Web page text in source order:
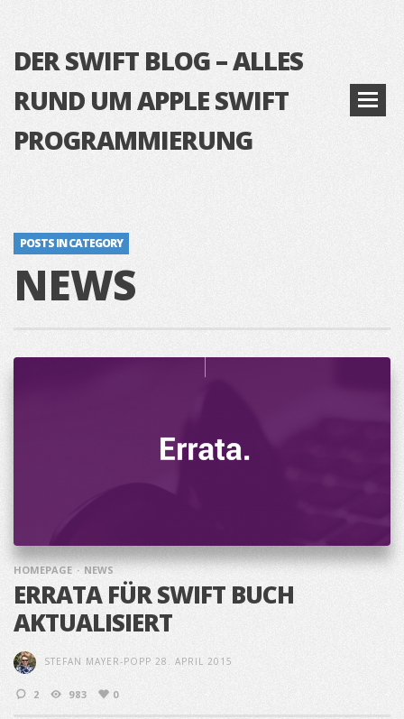
DER SWIFT BLOG – ALLES
RUND UM APPLE SWIFT
PROGRAMMIERUNG
POSTS IN CATEGORY
NEWS
HOMEPAGE NEWS
ERRATA FÜR SWIFT BUCH
AKTUALISIERT
STEFAN MAYER-POPP 28. APRIL 2015
2 983 0